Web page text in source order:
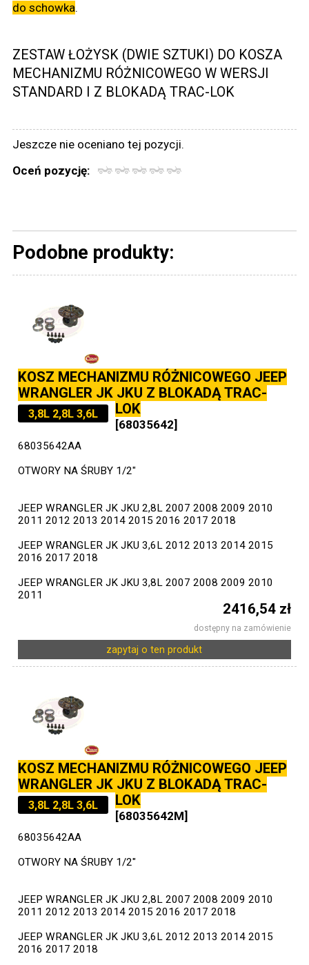
do schowka.
ZESTAW ŁOŻYSK (DWIE SZTUKI) DO KOSZA
MECHANIZMU RÓŻNICOWEGO W WERSJI
STANDARD I Z BLOKADĄ TRAC-LOK
Jeszcze nie oceniano tej pozycji.
Oceń pozycję:
Podobne produkty:
KOSZ MECHANIZMU RÓŻNICOWEGO JEEP
WRANGLER JK JKU Z BLOKADĄ TRAC-
LOK
3,8L 2,8L 3,6L
[68035642]
68035642AA
OTWORY NA ŚRUBY 1/2"
JEEP WRANGLER JK JKU 2,8L 2007 2008 2009 2010
2011 2012 2013 2014 2015 2016 2017 2018
JEEP WRANGLER JK JKU 3,6L 2012 2013 2014 2015
2016 2017 2018
JEEP WRANGLER JK JKU 3,8L 2007 2008 2009 2010
2011
2416,54 zł
dostępny na zamówienie
zapytaj o ten produkt
KOSZ MECHANIZMU RÓŻNICOWEGO JEEP
WRANGLER JK JKU Z BLOKADĄ TRAC-
LOK
3,8L 2,8L 3,6L
[68035642M]
68035642AA
OTWORY NA ŚRUBY 1/2"
JEEP WRANGLER JK JKU 2,8L 2007 2008 2009 2010
2011 2012 2013 2014 2015 2016 2017 2018
JEEP WRANGLER JK JKU 3,6L 2012 2013 2014 2015
2016 2017 2018